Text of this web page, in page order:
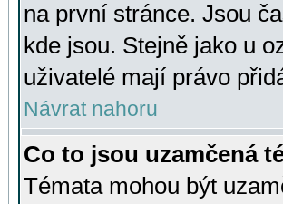
na první stránce. Jsou
kde jsou. Stejně jako u
uživatelé mají právo
Návrat nahoru
Co to jsou uzamčená
Témata mohou být